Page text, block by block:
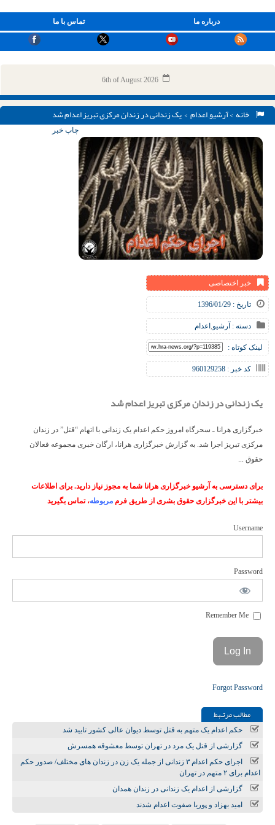
تماس با ما درباره ما
6th of August 2026
خانه >آرشیو,اعدام> یک زندانی در زندان مرکزی تبریز اعدام شد
خبر اختصاصی
تاریخ : 1396/01/29
دسته : آرشیو,اعدام
لینک کوتاه :
کد خبر : 960129258
چاپ خبر
یک زندانی در زندان مرکزی تبریز اعدام شد
خبرگزاری هرانا ـ سحرگاه امروز حکم اعدام یک زندانی با اتهام “قتل” در زندان
مرکزی تبریز اجرا شد. به گزارش خبرگزاری هرانا، ارگان خبری مجموعه فعالان
حقوق ...
برای دسترسی به آرشیو خبرگزاری هرانا شما به مجوز نیاز دارید. برای اطلاعات
بیشتر با این خبرگزاری حقوق بشری از طریق فرم مربوطه، تماس بگیرید
Username
Password
Forgot Password
مطالب مرتـبط
حکم اعدام یک متهم به قتل توسط دیوان عالی کشور تایید شد
گزارشی از قتل یک مرد در تهران توسط معشوقه همسرش
اجرای حکم اعدام ۳ زندانی از جمله یک زن در زندان‌ های مختلف/ صدور حکم
اعدام برای ۲ متهم در تهران
گزارشی از اعدام یک زندانی در زندان همدان
امید بهزاد و پوریا صفوت اعدام شدند